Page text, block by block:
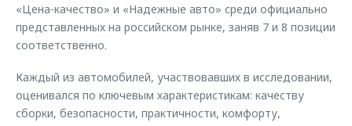
«Цена-качество» и «Надежные авто» среди официально
представленных на российском рынке, заняв 7 и 8 позиции
соответственно.
Каждый из автомобилей, участвовавших в исследовании,
оценивался по ключевым характеристикам: качеству
сборки, безопасности, практичности, комфорту,